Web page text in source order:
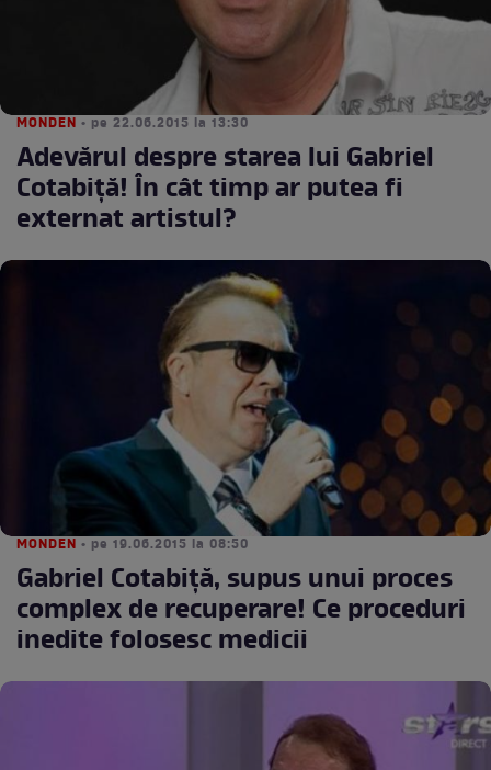
MONDEN • pe 22.06.2015 la 13:30
Adevărul despre starea lui Gabriel
Cotabiţă! În cât timp ar putea fi
externat artistul?
MONDEN • pe 19.06.2015 la 08:50
Gabriel Cotabiţă, supus unui proces
complex de recuperare! Ce proceduri
inedite folosesc medicii